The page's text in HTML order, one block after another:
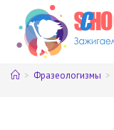
Перейти
содержимому
> Фразеологизмы >